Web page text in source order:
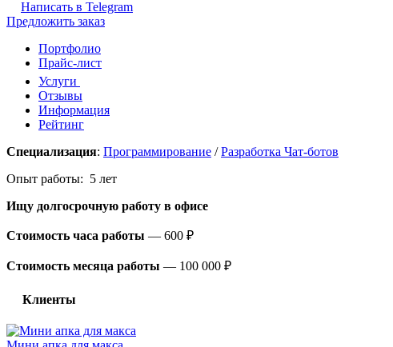
Написать в Telegram
Предложить заказ
Портфолио
Прайс-лист
Услуги
Отзывы
Информация
Рейтинг
Специализация: Программирование /Разработка Чат-ботов
Опыт работы: 5 лет
Ищу долгосрочную работу в офисе
Стоимость часа работы — 600 ₽
Стоимость месяца работы — 100 000 ₽
Клиенты